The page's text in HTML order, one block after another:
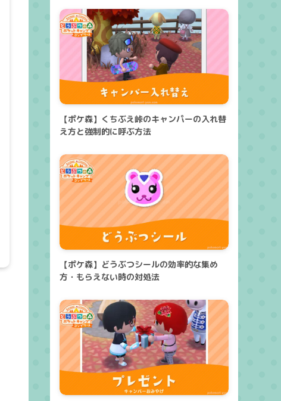
【ポケ森】くちぶえ峠のキャンパーの入れ替
え方と強制的に呼ぶ方法
【ポケ森】どうぶつシールの効率的な集め
方・もらえない時の対処法